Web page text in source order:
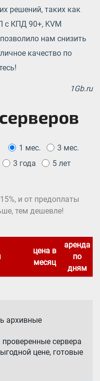
решений, таких как
с КПД 90+, KVM
нам снизить
качество по
1Gb.ru
1 мес.
3 мес.
3 года
5 лет
и от предоплаты
тем дешевле!
цена в
месяц
аренда
по
дням
архивные
сервера
цене, готовые